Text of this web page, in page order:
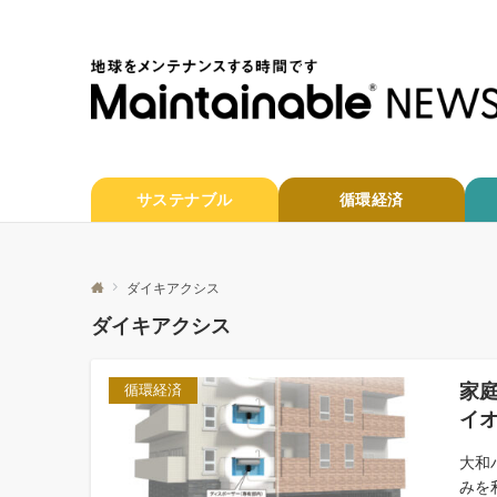
サステナブル 循環経済
ダイキアクシス
ダイキアクシス
循環経済
家
イ
大和
みを